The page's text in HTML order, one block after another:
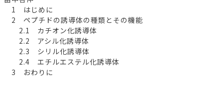
1 はじめに
2 ペプチドの誘導体の種類とその機能
2.1 カチオン化誘導体
2.2 アシル化誘導体
2.3 シリル化誘導体
2.4 エチルエステル化誘導体
3 おわりに